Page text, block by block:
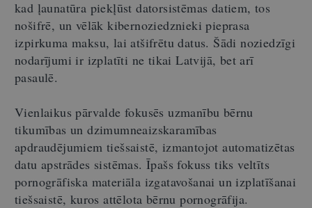
kad ļaunatūra piekļūst datorsistēmas datiem, tos
nošifrē, un vēlāk kibernoziedznieki pieprasa
izpirkuma maksu, lai atšifrētu datus. Šādi noziedzīgi
nodarījumi ir izplatīti ne tikai Latvijā, bet arī
pasaulē.
Vienlaikus pārvalde fokusēs uzmanību bērnu
tikumības un dzimumneaizskaramības
apdraudējumiem tiešsaistē, izmantojot automatizētas
datu apstrādes sistēmas. Īpašs fokuss tiks veltīts
pornogrāfiska materiāla izgatavošanai un izplatīšanai
tiešsaistē, kuros attēlota bērnu pornogrāfija.